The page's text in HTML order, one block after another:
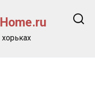
хорьках